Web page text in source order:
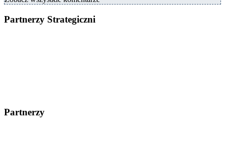
Partnerzy Strategiczni
Partnerzy